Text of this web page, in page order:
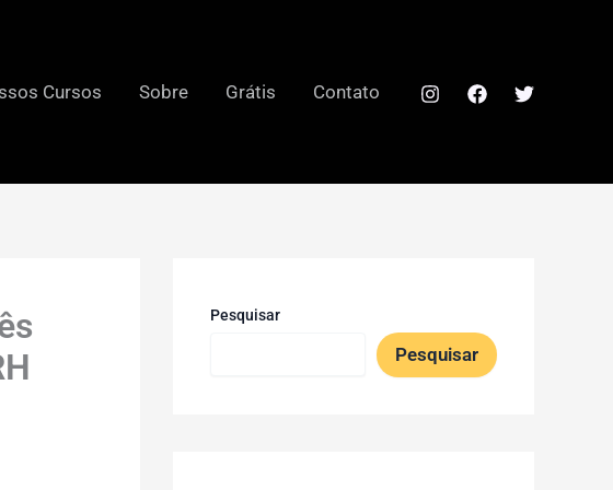
Cursos Sobre Grátis Contato
Pesquisar
Pesquisar